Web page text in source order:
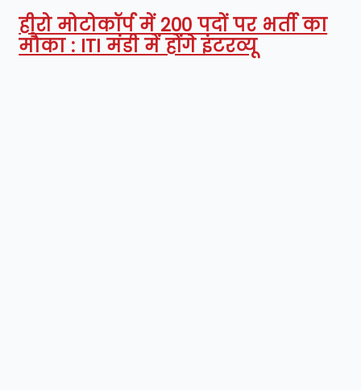
हीरो मोटोकॉर्प में 200 पदों पर भर्ती का
मौका : ITI मंडी में होंगे इंटरव्यू